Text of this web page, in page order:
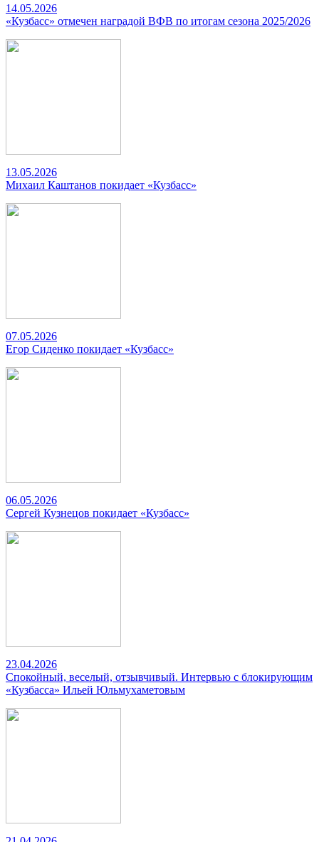
14.05.2026
«Кузбасс» отмечен наградой ВФВ по итогам сезона 2025/2026
13.05.2026
Михаил Каштанов покидает «Кузбасс»
07.05.2026
Егор Сиденко покидает «Кузбасс»
06.05.2026
Сергей Кузнецов покидает «Кузбасс»
23.04.2026
Спокойный, веселый, отзывчивый. Интервью с блокирующим
«Кузбасса» Ильей Юльмухаметовым